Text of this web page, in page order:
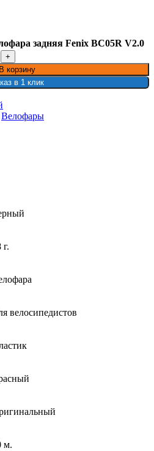
задняя Fenix BC05R V2.0
В корзину
в 1 клик
Велофары
г.
велосипедистов
м.